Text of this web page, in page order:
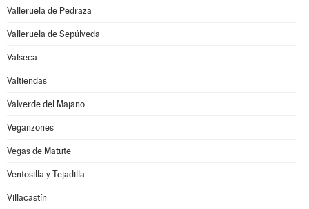
Valleruela de Pedraza
Valleruela de Sepúlveda
Valseca
Valtiendas
Valverde del Majano
Veganzones
Vegas de Matute
Ventosilla y Tejadilla
Villacastín